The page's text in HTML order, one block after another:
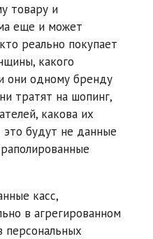
товару и
еще и может
реально покупает
какого
они одному бренду
тратят на шопинг,
какова их
это будут не данные
касс,
в агрегированном
персональных